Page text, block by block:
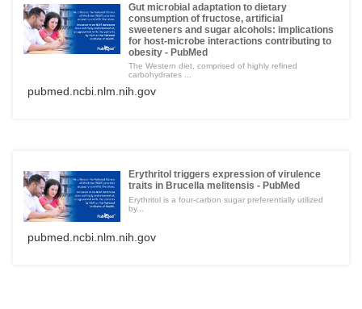
Gut microbial adaptation to dietary
consumption of fructose, artificial
sweeteners and sugar alcohols: implications
for host-microbe interactions contributing to
obesity - PubMed
The Western diet, comprised of highly refined
carbohydrates ...
pubmed.ncbi.nlm.nih.gov
Erythritol triggers expression of virulence
traits in Brucella melitensis - PubMed
Erythritol is a four-carbon sugar preferentially utilized
by...
pubmed.ncbi.nlm.nih.gov